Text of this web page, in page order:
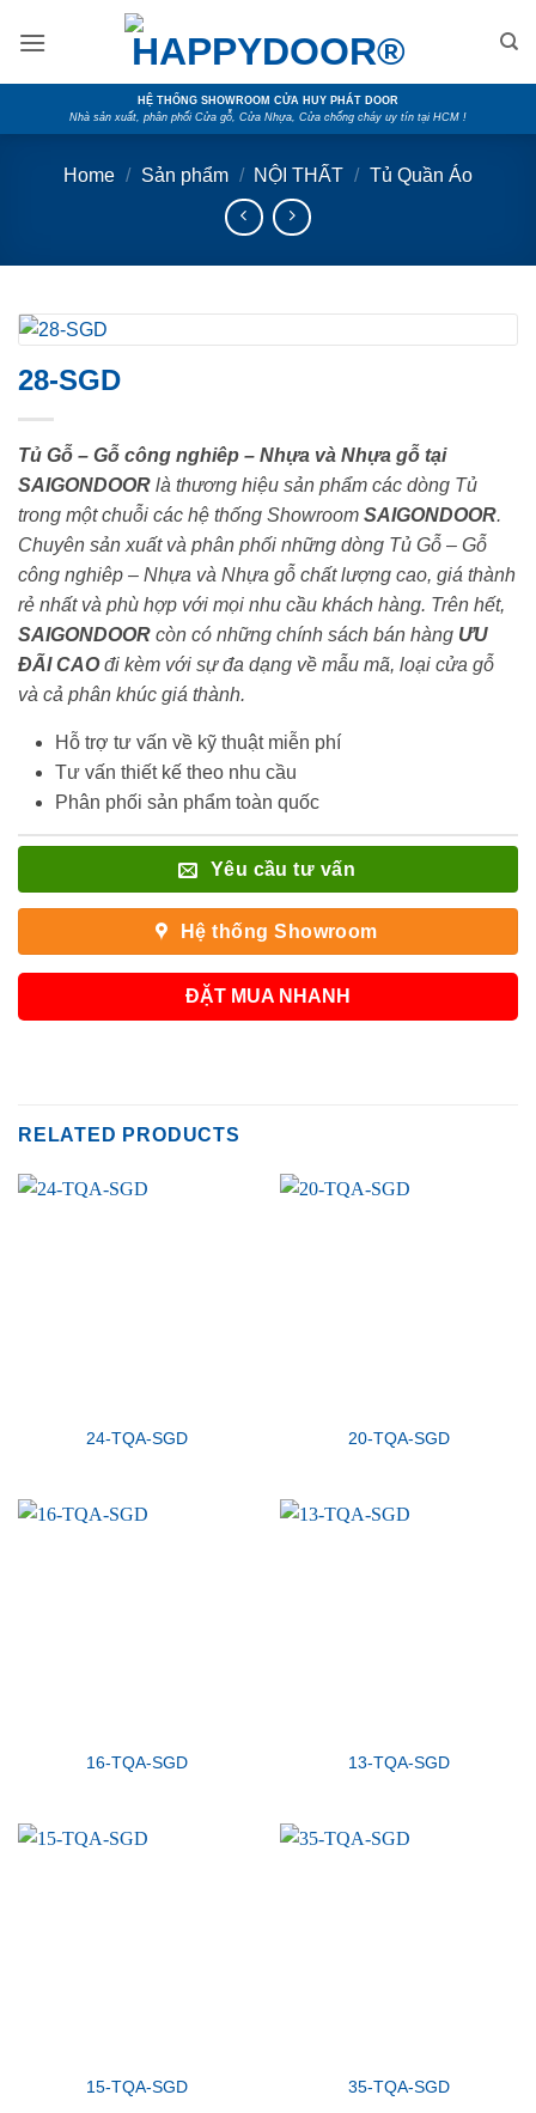
HỆ THỐNG SHOWROOM CỬA HUY PHÁT DOOR
Nhà sản xuất, phân phối Cửa gỗ, Cửa Nhựa, Cửa chống cháy uy tín tại HCM !
Home / Sản phẩm / NỘI THẤT / Tủ Quần Áo
28-SGD
Tủ Gỗ – Gỗ công nghiêp – Nhựa và Nhựa gỗ tại
SAIGONDOOR là thương hiệu sản phẩm các dòng Tủ
trong một chuỗi các hệ thống Showroom SAIGONDOOR.
Chuyên sản xuất và phân phối những dòng Tủ Gỗ – Gỗ
công nghiêp – Nhựa và Nhựa gỗ chất lượng cao, giá thành
rẻ nhất và phù hợp với mọi nhu cầu khách hàng. Trên hết,
SAIGONDOOR còn có những chính sách bán hàng ƯU
ĐÃI CAOđi kèm với sự đa dạng về mẫu mã, loại cửa gỗ
và cả phân khúc giá thành.
Hỗ trợ tư vấn về kỹ thuật miễn phí
Tư vấn thiết kế theo nhu cầu
Phân phối sản phẩm toàn quốc
Yêu cầu tư vấn
Hệ thống Showroom
ĐẶT MUA NHANH
RELATED PRODUCTS
24-TQA-SGD 20-TQA-SGD
16-TQA-SGD 13-TQA-SGD
15-TQA-SGD 35-TQA-SGD